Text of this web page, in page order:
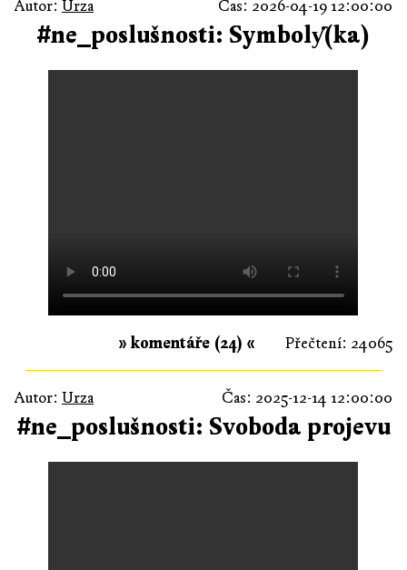
Autor: Urza Čas: 2026-04-19 12:00:00
#ne_poslušnosti: Symbolƴ̇(ka)
Přečtení: 24065
» komentáře (24) «
Autor: Urza Čas: 2025-12-14 12:00:00
#ne_poslušnosti: Svoboda projevu